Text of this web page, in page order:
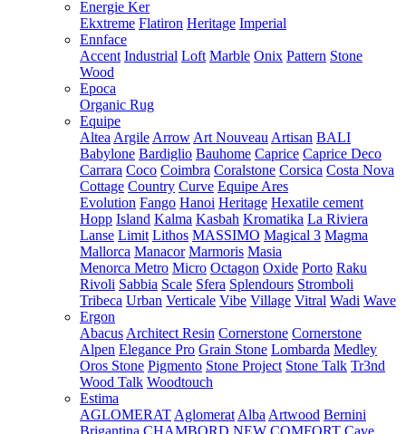
Energie Ker
Ekxtreme Flatiron Heritage Imperial
Ennface
Accent Industrial Loft Marble Onix Pattern Stone
Wood
Epoca
Organic Rug
Equipe
Altea Argile Arrow Art Nouveau Artisan BALI
Babylone Bardiglio Bauhome Caprice Caprice Deco
Carrara Coco Coimbra Coralstone Corsica Costa Nova
Cottage Country Curve Equipe Ares
Evolution Fango Hanoi Heritage Hexatile cement
Hopp Island Kalma Kasbah Kromatika La Riviera
Lanse Limit Lithos MASSIMO Magical 3 Magma
Mallorca Manacor Marmoris Masia
Menorca Metro Micro Octagon Oxide Porto Raku
Rivoli Sabbia Scale Sfera Splendours Stromboli
Tribeca Urban Verticale Vibe Village Vitral Wadi Wave
Ergon
Abacus Architect Resin Cornerstone Cornerstone
Alpen Elegance Pro Grain Stone Lombarda Medley
Oros Stone Pigmento Stone Project Stone Talk Tr3nd
Wood Talk Woodtouch
Estima
AGLOMERAT Aglomerat Alba Artwood Bernini